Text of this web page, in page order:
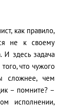
как правило,
не к своему
И здесь задача
что чужого
сложнее, чем
– помните? –
исполнении,